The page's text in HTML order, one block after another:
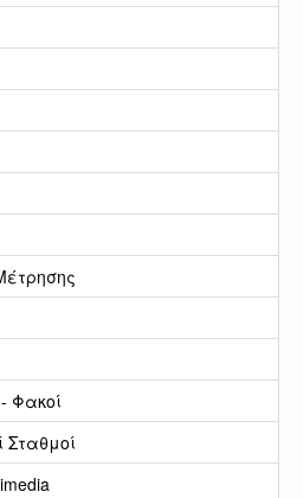
Φακοί
Σταθμοί